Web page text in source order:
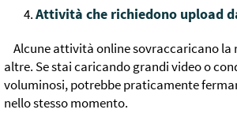
Attività che richiedono upload
Alcune attività online sovraccaricano la
altre. Se stai caricando grandi video o
voluminosi, potrebbe praticamente
nello stesso momento.